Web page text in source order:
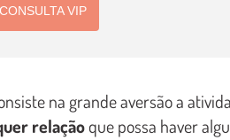
VIP
na grande aversão a
relaçãoque possa haver